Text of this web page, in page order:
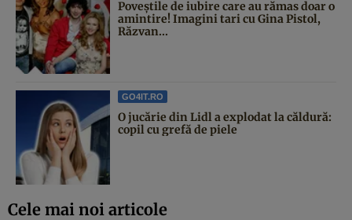
Poveştile de iubire care au rămas doar o
amintire! Imagini tari cu Gina Pistol,
Răzvan...
GO4IT.RO
O jucărie din Lidl a explodat la căldură:
copil cu grefă de piele
Cele mai noi articole